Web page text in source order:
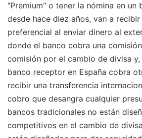
"Premium" o tener la nómina en un
desde hace diez años, van a
preferencial al enviar dinero al
donde el banco cobra una
comisión por el cambio de divisa
banco receptor en España cobra
recibir una transferencia
cobro que desangra cualquier
bancos tradicionales no están
competitivos en el cambio de